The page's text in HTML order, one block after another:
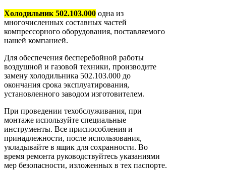
Холодильник 502.103.000 одна из
многочисленных составных частей
компрессорного оборудования, поставляемого
нашей компанией.
Для обеспечения бесперебойной работы
воздушной и газовой техники, производите
замену холодильника 502.103.000 до
окончания срока эксплуатирования,
установленного заводом изготовителем.
При проведении техобслуживания, при
монтаже используйте специальные
инструменты. Все приспособления и
принадлежности, после использования,
укладывайте в ящик для сохранности. Во
время ремонта руководствуйтесь указаниями
мер безопасности, изложенных в тех паспорте.